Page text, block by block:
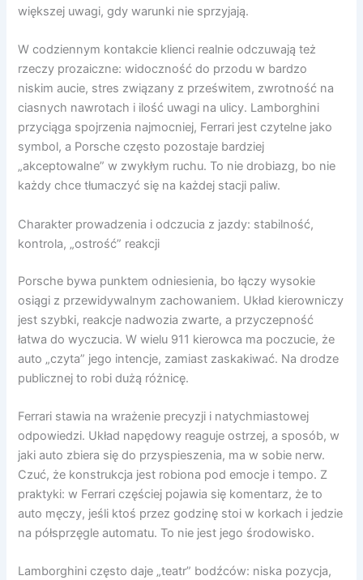
większej uwagi, gdy warunki nie sprzyjają.
W codziennym kontakcie klienci realnie odczuwają też
rzeczy prozaiczne: widoczność do przodu w bardzo
niskim aucie, stres związany z prześwitem, zwrotność na
ciasnych nawrotach i ilość uwagi na ulicy. Lamborghini
przyciąga spojrzenia najmocniej, Ferrari jest czytelne jako
symbol, a Porsche często pozostaje bardziej
„akceptowalne” w zwykłym ruchu. To nie drobiazg, bo nie
każdy chce tłumaczyć się na każdej stacji paliw.
Charakter prowadzenia i odczucia z jazdy: stabilność,
kontrola, „ostrość” reakcji
Porsche bywa punktem odniesienia, bo łączy wysokie
osiągi z przewidywalnym zachowaniem. Układ kierowniczy
jest szybki, reakcje nadwozia zwarte, a przyczepność
łatwa do wyczucia. W wielu 911 kierowca ma poczucie, że
auto „czyta” jego intencje, zamiast zaskakiwać. Na drodze
publicznej to robi dużą różnicę.
Ferrari stawia na wrażenie precyzji i natychmiastowej
odpowiedzi. Układ napędowy reaguje ostrzej, a sposób, w
jaki auto zbiera się do przyspieszenia, ma w sobie nerw.
Czuć, że konstrukcja jest robiona pod emocje i tempo. Z
praktyki: w Ferrari częściej pojawia się komentarz, że to
auto męczy, jeśli ktoś przez godzinę stoi w korkach i jedzie
na półsprzęgle automatu. To nie jest jego środowisko.
Lamborghini często daje „teatr” bodźców: niska pozycja,